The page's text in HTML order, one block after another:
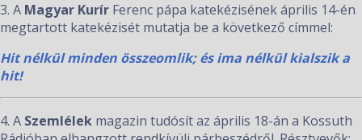
3. A Magyar Kurír Ferenc pápa katekézisének április 14-én
megtartott katekézisét mutatja be a következő címmel:
Hit nélkül minden összeomlik; és ima nélkül kialszik a
hit!
4. A Szemlélek magazin tudósít az április 18-án a Kossuth